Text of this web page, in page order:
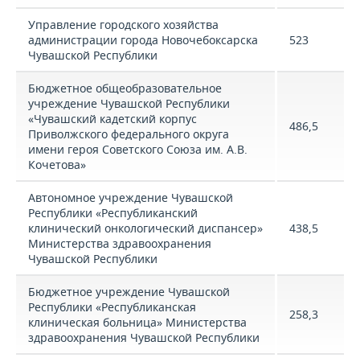
Управление городского хозяйства
администрации города Новочебоксарска
Чувашской Республики
523
Бюджетное общеобразовательное
учреждение Чувашской Республики
«Чувашский кадетский корпус
Приволжского федерального округа
имени героя Советского Союза им. А.В.
Кочетова»
486,5
Автономное учреждение Чувашской
Республики «Республиканский
клинический онкологический диспансер»
Министерства здравоохранения
Чувашской Республики
438,5
Бюджетное учреждение Чувашской
Республики «Республиканская
клиническая больница» Министерства
здравоохранения Чувашской Республики
258,3